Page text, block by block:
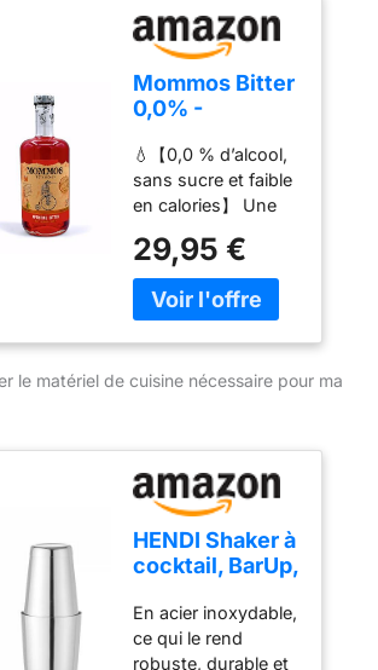
aromatiques en
provenance de 43
pays Contient 44%
d'alcool
Mommos Bitter
0,0% -
BITTER - Sans
alcool - Sans
sucre - Faible
en calories -
Premium -
Spiritueux sans
alcool - 700 ml
| Pour les
spiritueux 0%
💧【0,0 % d’alcool,
sans sucre et faible
en calories】 Une
et saine au bitter
traditionnel, idéale
pour ceux qui
du bitter
herbes et des
zestes d’agrumes,
mais en version
sans alcool.
premium】 Conçu
pour préserver le
caractère complexe,
29,95 €
le matériel de cuisine nécessaire pour ma
HENDI Shaker à
cocktail, BarUp,
Tin-on-Tin,
utilisation
En acier inoxydable,
ce qui le rend
robuste, durable et